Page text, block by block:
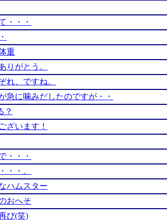
・・・
重
りがとう。
れ、ですね。
急に噛みだしたのですが・・
？
ざいます！
・・・
・・。
ハムスター
おへそ
び(笑)